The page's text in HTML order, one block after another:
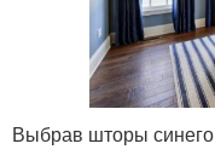
Выбрав шторы